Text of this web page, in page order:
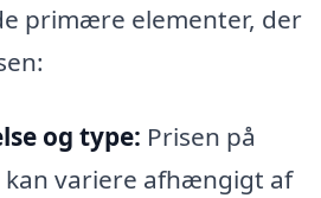
primære elementer, der
og type: Prisen på
variere afhængigt af